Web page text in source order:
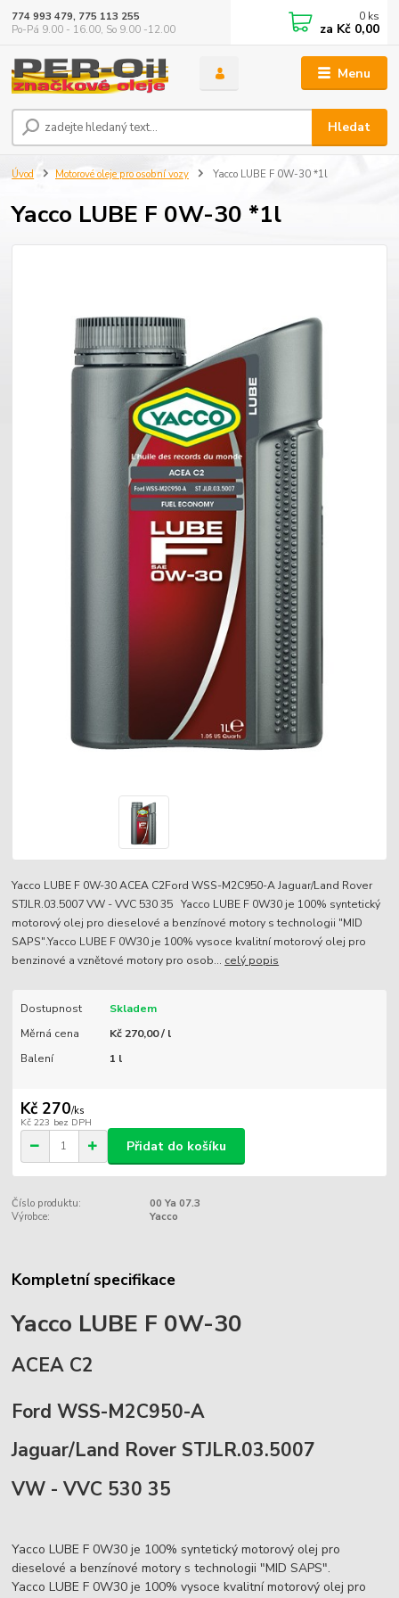
Menu
Hledat
774 993 479, 775 113 255
Po-Pá 9.00 - 16.00, So 9.00 -12.00
0 ks
za Kč 0,00
Úvod Motorové oleje pro osobní vozy Yacco LUBE F 0W-30 *1l
Yacco LUBE F 0W-30 *1l
Yacco LUBE F 0W-30 ACEA C2Ford WSS-M2C950-A Jaguar/Land Rover
STJLR.03.5007 VW - VVC 530 35 Yacco LUBE F 0W30 je 100% syntetický
motorový olej pro dieselové a benzínové motory s technologii "MID
SAPS".Yacco LUBE F 0W30 je 100% vysoce kvalitní motorový olej pro
benzinové a vznětové motory pro osob... celý popis
Dostupnost
Skladem
Měrná cena
Kč 270,00 / l
Balení
1 l
Kč 270/ks
Kč 223 bez DPH
Přidat do košíku
Číslo produktu:
00 Ya 07.3
Výrobce:
Yacco
Kompletní specifikace
Yacco LUBE F 0W-30
ACEA C2
Ford WSS-M2C950-A
Jaguar/Land Rover STJLR.03.5007
VW - VVC 530 35
Yacco LUBE F 0W30 je 100% syntetický motorový olej pro
dieselové a benzínové motory s technologii "MID SAPS".
Yacco LUBE F 0W30 je 100% vysoce kvalitní motorový olej pro